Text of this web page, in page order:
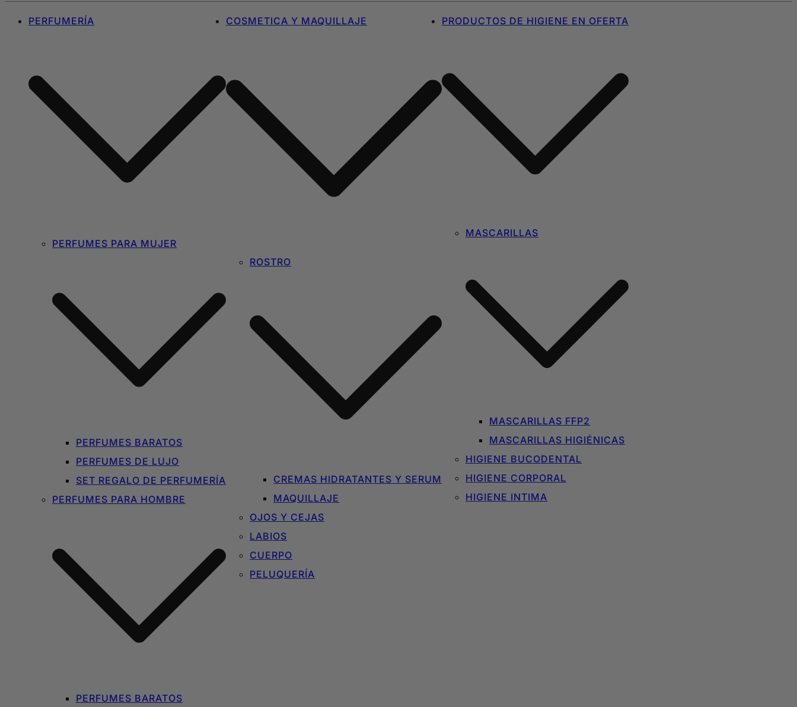
PERFUMERÍA
PERFUMES PARA MUJER
PERFUMES BARATOS
PERFUMES DE LUJO
SET REGALO DE PERFUMERÍA
PERFUMES PARA HOMBRE
PERFUMES BARATOS
COSMETICA Y MAQUILLAJE
ROSTRO
CREMAS HIDRATANTES Y SERUM
MAQUILLAJE
OJOS Y CEJAS
LABIOS
CUERPO
PELUQUERÍA
PRODUCTOS DE HIGIENE EN OFERTA
MASCARILLAS
MASCARILLAS FFP2
MASCARILLAS HIGIÉNICAS
HIGIENE BUCODENTAL
HIGIENE CORPORAL
HIGIENE INTIMA